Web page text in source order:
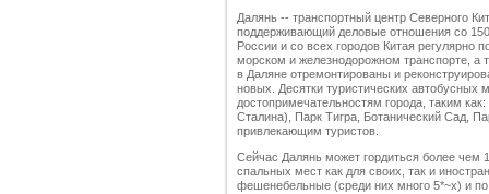
Далянь -- транспортный центр Северного
поддерживающий деловые отношения со
России и со всех городов Китая регулярно
морском и железнодорожном транспорте, а
в Даляне отремонтированы и
новых. Десятки туристических
достопримечательностям города, таким
Сталина), Парк Тигра, Ботанический Сад,
привлекающим туристов.
Сейчас Далянь может гордиться более
спальных мест как для своих, так и
фешенебельные (среди них много 5*~х) и